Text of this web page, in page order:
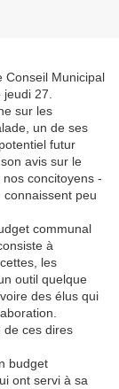
Conseil Municipal
27.
sur les
un de ses
futur
avis sur le
concitoyens -
peu
communal
à
les
outil quelque
des élus qui
de ces dires
budget
ont servi à sa